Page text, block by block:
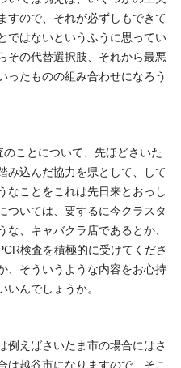
すので、それが必ずしもできて
ではないというふうに思ってい
その代替選択肢、それから最悪
ったものの組み合わせになろう
ことについて、先ほどさいた
み込んだ協力を県として、して
なことをこれは先日来とおっし
ついては、要するに今クラスタ
、キャバクラ店であるとか、
検査を積極的に受けてくださ
、そういうような内容をお心持
いんでしょうか。
例えばさいたま市の場合にはさ
は越谷市になりますので、そこ